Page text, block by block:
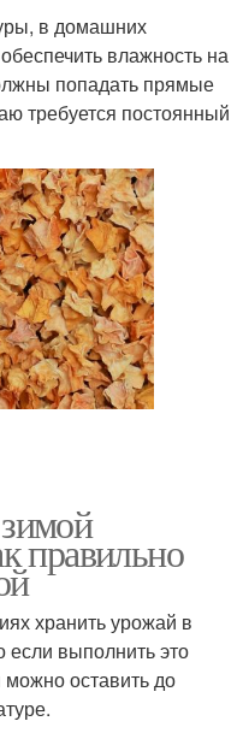
в домашних
влажность на
попадать прямые
требуется постоянный
правильно
хранить урожай в
выполнить это
оставить до